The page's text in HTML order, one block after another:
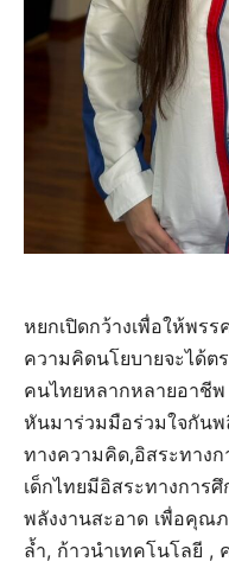
หยกเปิดกว้างเพื่อให้พร
ความคิดนโยบายจะได้ต
คนไทยหลากหลายอาชี
หันมาร่วมมือร่วมใจกันพ
ทางความคิด,อิสระทางก
เด็กไทยมีอิสระทางการ
พลังงานสะอาด เพื่อคุณ
ล้ำ, ก้าวนำเทคโนโลยี ,